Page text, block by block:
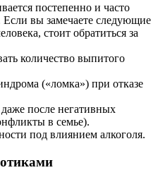
постепенно и часто
Если вы замечаете следующие
стоит обратиться за
количество выпитого
(«ломка») при отказе
после негативных
в семье).
под влиянием алкоголя.